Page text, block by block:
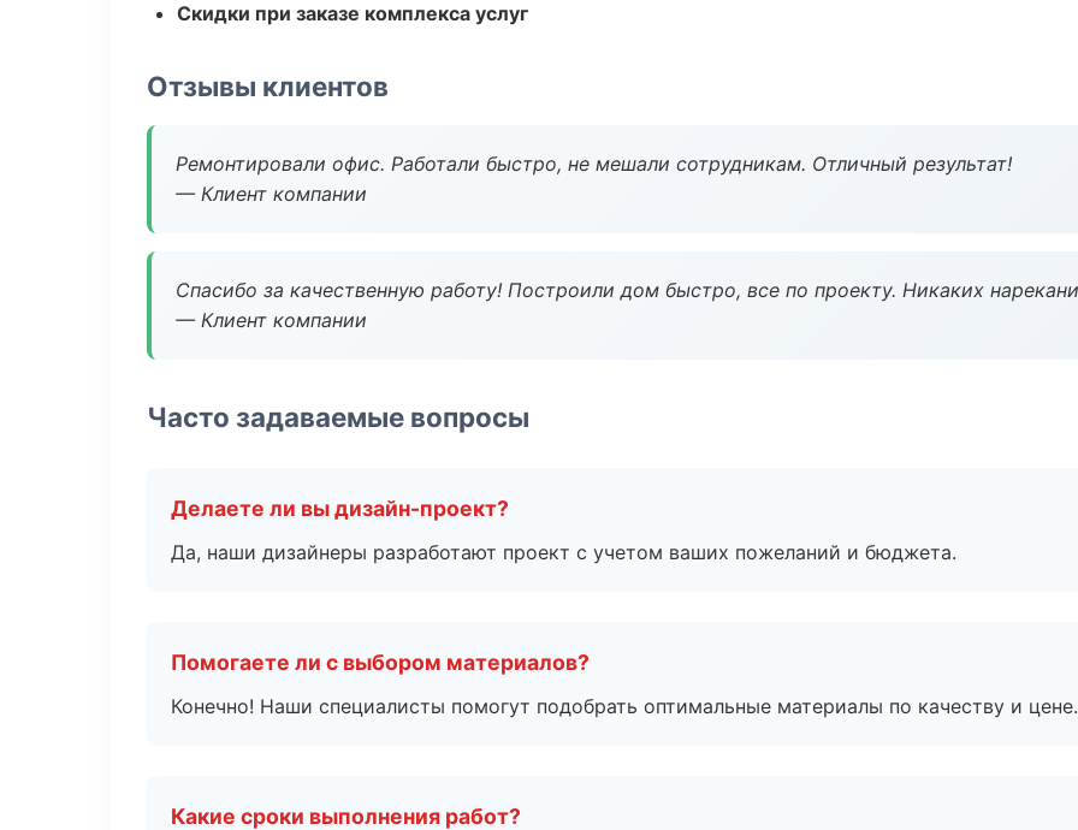
Скидки при заказе комплекса услуг
Отзывы клиентов
Ремонтировали офис. Работали быстро, не мешали сотрудникам. Отличный результат!
— Клиент компании
Спасибо за качественную работу! Построили дом быстро, все по проекту. Никаких
— Клиент компании
Часто задаваемые вопросы
Делаете ли вы дизайн-проект?
Да, наши дизайнеры разработают проект с учетом ваших пожеланий и бюджета.
Помогаете ли с выбором материалов?
Конечно! Наши специалисты помогут подобрать оптимальные материалы по качеству и цене.
Какие сроки выполнения работ?